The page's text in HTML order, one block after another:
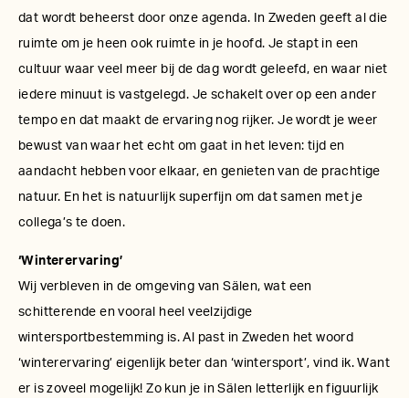
dat wordt beheerst door onze agenda. In Zweden geeft al die
ruimte om je heen ook ruimte in je hoofd. Je stapt in een
cultuur waar veel meer bij de dag wordt geleefd, en waar niet
iedere minuut is vastgelegd. Je schakelt over op een ander
tempo en dat maakt de ervaring nog rijker. Je wordt je weer
bewust van waar het echt om gaat in het leven: tijd en
aandacht hebben voor elkaar, en genieten van de prachtige
natuur. En het is natuurlijk superfijn om dat samen met je
collega’s te doen.
‘Winterervaring’
Wij verbleven in de omgeving van Sälen, wat een
schitterende en vooral heel veelzijdige
wintersportbestemming is. Al past in Zweden het woord
‘winterervaring’ eigenlijk beter dan ‘wintersport’, vind ik. Want
er is zoveel mogelijk! Zo kun je in Sälen letterlijk en figuurlijk